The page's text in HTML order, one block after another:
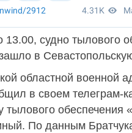
13.00, судно тылового
в
областной военной
в своем телеграм-
тылового
По данным